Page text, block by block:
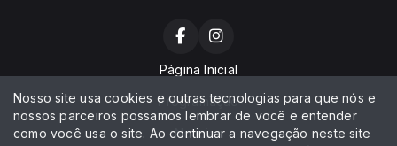
Página Inicial
Programação
Notícias
Nosso site usa cookies e outras tecnologias para que nós e
nossos parceiros possamos lembrar de você e entender
como você usa o site. Ao continuar a navegação neste site